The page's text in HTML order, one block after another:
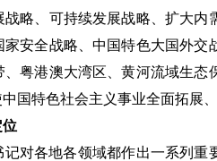
略、可持续发展战略、扩大内
安全战略、中国特色大国外交
粤港澳大湾区、黄河流域生态
国特色社会主义事业全面拓展
位
对各地各领域都作出一系列重